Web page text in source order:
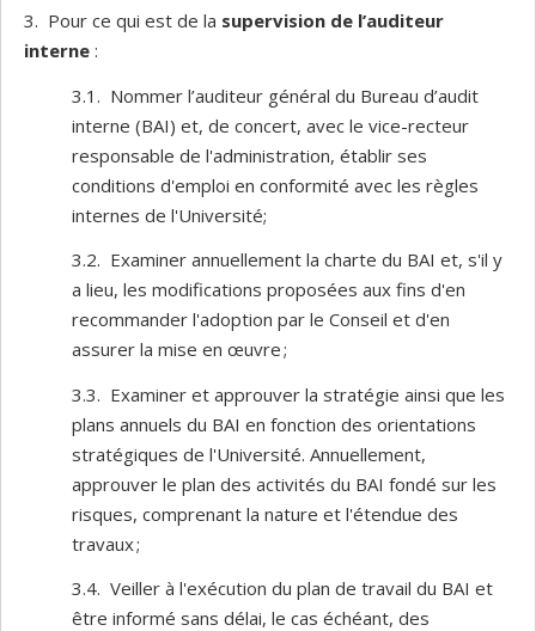
3. Pour ce qui est de la supervision de l’auditeur
interne :
3.1. Nommer l’auditeur général du Bureau d’audit
interne (BAI) et, de concert, avec le vice-recteur
responsable de l'administration, établir ses
conditions d'emploi en conformité avec les règles
internes de l'Université;
3.2. Examiner annuellement la charte du BAI et, s'il y
a lieu, les modifications proposées aux fins d'en
recommander l'adoption par le Conseil et d'en
assurer la mise en œuvre ;
3.3. Examiner et approuver la stratégie ainsi que les
plans annuels du BAI en fonction des orientations
stratégiques de l'Université. Annuellement,
approuver le plan des activités du BAI fondé sur les
risques, comprenant la nature et l'étendue des
travaux ;
3.4. Veiller à l'exécution du plan de travail du BAI et
être informé sans délai, le cas échéant, des